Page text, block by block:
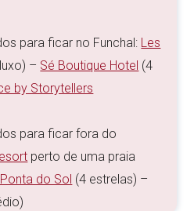
para ficar no Funchal: Les
– Sé Boutique Hotel (4
by Storytellers
para ficar fora do
perto de uma praia
do Sol (4 estrelas) –